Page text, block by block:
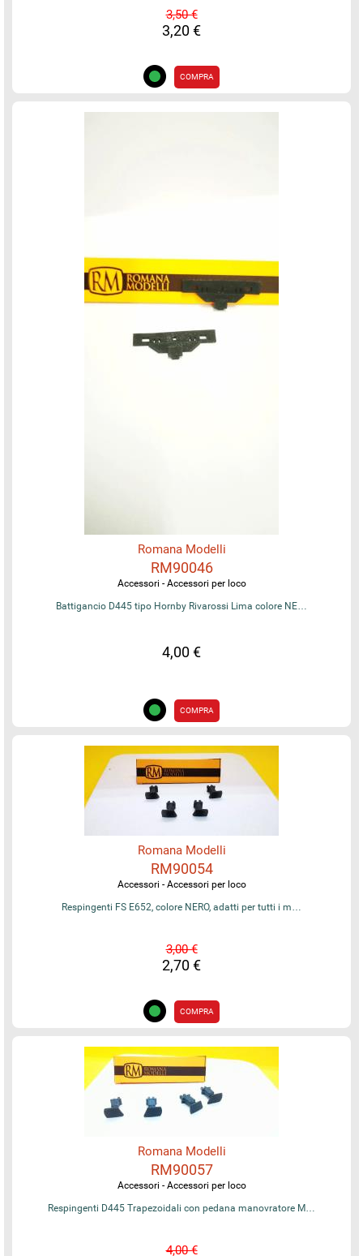
3,50 €
3,20 €
COMPRA
Romana Modelli
RM90046
Accessori - Accessori per loco
Battigancio D445 tipo Hornby Rivarossi Lima colore NE…
4,00 €
COMPRA
Romana Modelli
RM90054
Accessori - Accessori per loco
Respingenti FS E652, colore NERO, adatti per tutti i m…
3,00 €
2,70 €
COMPRA
Romana Modelli
RM90057
Accessori - Accessori per loco
Respingenti D445 Trapezoidali con pedana manovratore M…
4,00 €